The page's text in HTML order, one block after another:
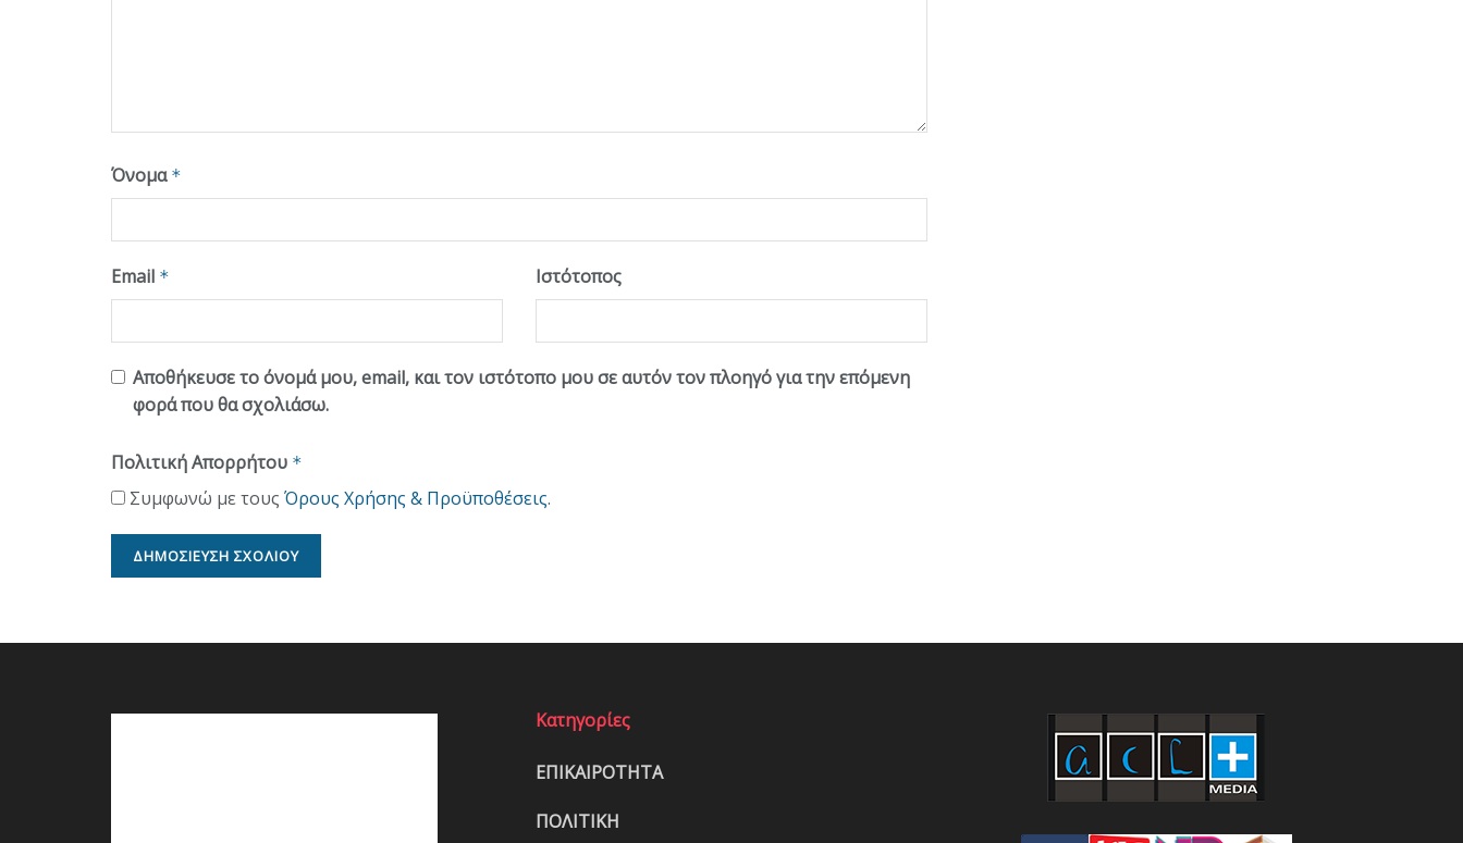
Όνομα *
Email * Ιστότοπος
Αποθήκευσε το όνομά μου, email, και τον ιστότοπο μου σε αυτόν τον πλοηγό για την επόμενη
φορά που θα σχολιάσω.
Πολιτική Απορρήτου *
Συμφωνώ με τους Όρους Χρήσης & Προϋποθέσεις.
Κατηγορίες
ΕΠΙΚΑΙΡΟΤΗΤΑ
ΠΟΛΙΤΙΚΗ